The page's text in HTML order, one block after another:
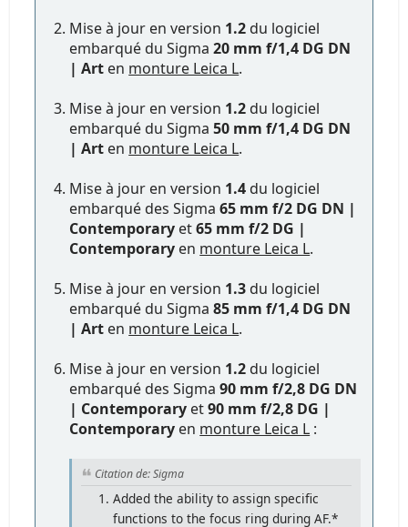
Mise à jour en version 1.2 du logiciel
embarqué du Sigma20 mm f/1,4 DG DN
| Art en monture Leica L.
Mise à jour en version 1.2 du logiciel
embarqué du Sigma50 mm f/1,4 DG DN
| Art en monture Leica L.
Mise à jour en version 1.4 du logiciel
embarqué des Sigma65 mm f/2 DG DN |
Contemporary et65 mm f/2 DG |
Contemporary en monture Leica L.
Mise à jour en version 1.3 du logiciel
embarqué du Sigma85 mm f/1,4 DG DN
| Art en monture Leica L.
Mise à jour en version 1.2 du logiciel
embarqué des Sigma90 mm f/2,8 DG DN
| Contemporary et90 mm f/2,8 DG |
Contemporary en monture Leica L :
Citation de: Sigma
Added the ability to assign specific
functions to the focus ring during AF.*